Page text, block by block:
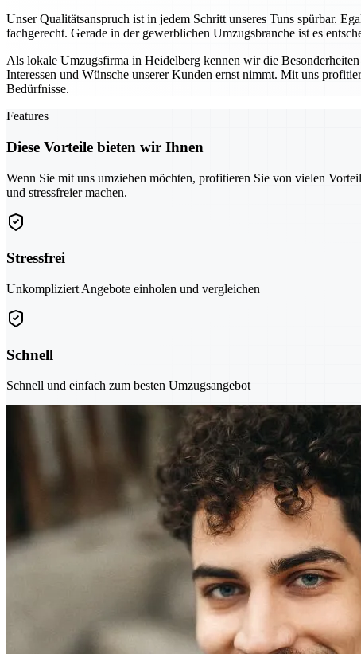
Unser Qualitätsanspruch ist in jedem Schritt unseres Tuns spürbar.
fachgerecht. Gerade in der gewerblichen Umzugsbranche ist es
Als lokale Umzugsfirma in Heidelberg kennen wir die
Interessen und Wünsche unserer Kunden ernst nimmt. Mit uns
Bedürfnisse.
Features
Diese Vorteile bieten wir Ihnen
Wenn Sie mit uns umziehen möchten, profitieren Sie von vielen
und stressfreier machen.
Stressfrei
Unkompliziert Angebote einholen und vergleichen
Schnell
Schnell und einfach zum besten Umzugsangebot